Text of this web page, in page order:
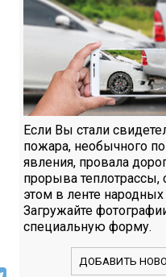
Если Вы стали
пожара, необычного
явления, провала
прорыва теплотрассы,
этом в ленте народных
Загружайте
специальную форму.
ДОБАВИТЬ